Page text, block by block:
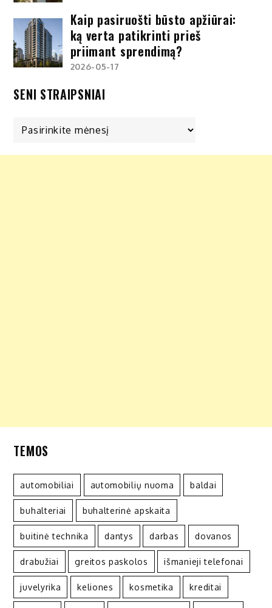
Kaip pasiruošti būsto apžiūrai:
ką verta patikrinti prieš
priimant sprendimą?
2026-05-17
SENI STRAIPSNIAI
TEMOS
automobiliai automobilių nuoma baldai
buhalteriai buhalterinė apskaita
buitinė technika dantys darbas dovanos
drabužiai greitos paskolos išmanieji telefonai
juvelyrika keliones kosmetika kreditai